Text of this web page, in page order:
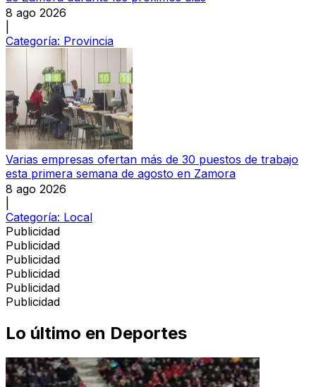
8 ago 2026
Categoría: Provincia
Varias empresas ofertan más de 30 puestos de trabajo
esta primera semana de agosto en Zamora
8 ago 2026
Categoría: Local
Publicidad
Publicidad
Publicidad
Publicidad
Publicidad
Publicidad
Lo último en Deportes